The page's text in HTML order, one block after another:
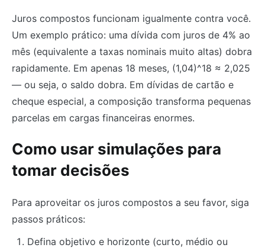
Juros compostos funcionam igualmente contra você.
Um exemplo prático: uma dívida com juros de 4% ao
mês (equivalente a taxas nominais muito altas) dobra
rapidamente. Em apenas 18 meses, (1,04)^18 ≈ 2,025
— ou seja, o saldo dobra. Em dívidas de cartão e
cheque especial, a composição transforma pequenas
parcelas em cargas financeiras enormes.
Como usar simulações para
tomar decisões
Para aproveitar os juros compostos a seu favor, siga
passos práticos:
Defina objetivo e horizonte (curto, médio ou